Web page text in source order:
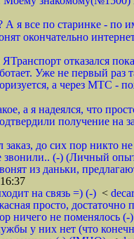
А я все по старинке - по
окончательно
отказался
Уже не первый раз
а через МТС -
а я надеялся, что
получение на
заказ, до сих пор никто
звонили.. (-) (Личный
из даньки,
на связь =) (-) <
просто,
ничего не поменялось (-)
у них нет (что